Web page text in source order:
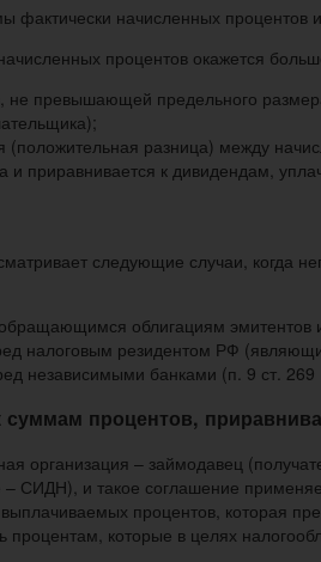
фактически начисленных процентов
процентов окажется
не превышающей предельного
разница) между
и приравнивается к дивидендам,
следующие случаи, когда
облигациям
налоговым резидентом РФ
независимыми банками (п. 9 ст.
процентов,
организация – займодавец
– СИДН), и такое соглашение
процентов, которая
процентам, которые в целях